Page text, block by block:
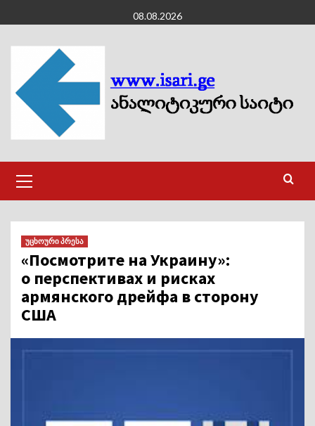
to
content
08.08.2026
Menu
უცხოური პრესა
«Посмотрите на Украину»:
о перспективах и рисках
армянского дрейфа в сторону
США